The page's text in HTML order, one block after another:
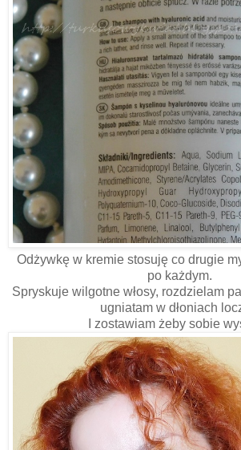
Odżywkę w kremie stosuję co drugie
po każdym.
Spryskuje wilgotne włosy, rozdzielam
ugniatam w dłoniach
I zostawiam żeby sobie